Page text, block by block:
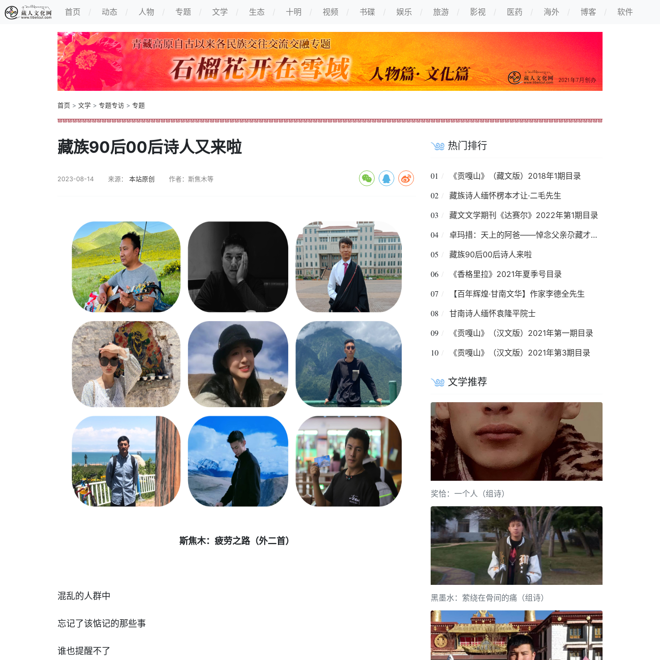
首页 动态 人物 专题 文学 生态 十明 视频 书碟 娱乐 旅游 影视 医药 海外 博客 软件
首页 > 文学 > 专题专访 > 专题
藏族90后00后诗人又来啦
2023-08-14 来源： 本站原创 作者：斯焦木等
斯焦木：疲劳之路（外二首）
混乱的人群中
忘记了该惦记的那些事
谁也提醒不了
热门排行
01 《贡嘎山》（藏文版）2018年1期目录
02 藏族诗人缅怀楞本才让·二毛先生
03 藏文文学期刊《达赛尔》2022年第1期目录
04 卓玛措：天上的阿爸——悼念父亲尕藏才旦先生
05 藏族90后00后诗人来啦
06 《香格里拉》2021年夏季号目录
07 【百年辉煌·甘南文华】作家李德全先生
08 甘南诗人缅怀袁隆平院士
09 《贡嘎山》（汉文版）2021年第一期目录
10 《贡嘎山》（汉文版）2021年第3期目录
文学推荐
奖恰：一个人（组诗）
黑墨水：萦绕在骨间的痛（组诗）